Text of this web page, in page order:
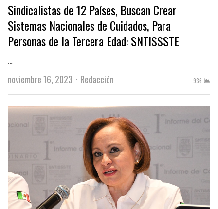
Sindicalistas de 12 Países, Buscan Crear
Sistemas Nacionales de Cuidados, Para
Personas de la Tercera Edad: SNTISSSTE
…
noviembre 16, 2023
Author
Redacción 936